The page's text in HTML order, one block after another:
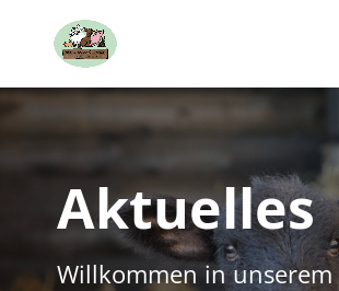
Aktuelles
Willkommen in unserem